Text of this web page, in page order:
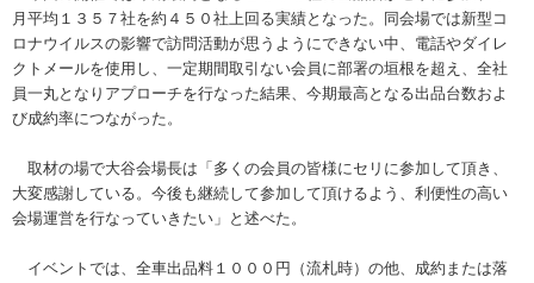
月平均１３５７社を約４５０社上回る実績となった。同会場では新型コ
ロナウイルスの影響で訪問活動が思うようにできない中、電話やダイレ
クトメールを使用し、一定期間取引ない会員に部署の垣根を超え、全社
員一丸となりアプローチを行なった結果、今期最高となる出品台数およ
び成約率につながった。
取材の場で大谷会場長は「多くの会員の皆様にセリに参加して頂き、
大変感謝している。今後も継続して参加して頂けるよう、利便性の高い
会場運営を行なっていきたい」と述べた。
イベントでは、全車出品料１０００円（流札時）の他、成約または落